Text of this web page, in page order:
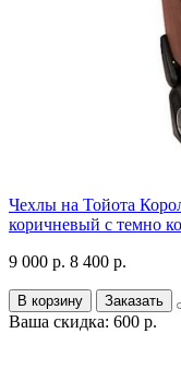
Чехлы на Тойота
коричневый с темно
9 000 р. 8 400 р.
В корзину Заказать
Ваша скидка: 600 р.